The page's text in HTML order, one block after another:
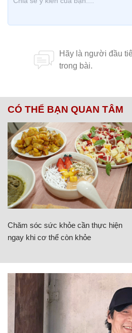
CÓ THỂ BẠN QUAN TÂM
Chăm sóc sức khỏe cần thực hiện
ngay khi cơ thể còn khỏe